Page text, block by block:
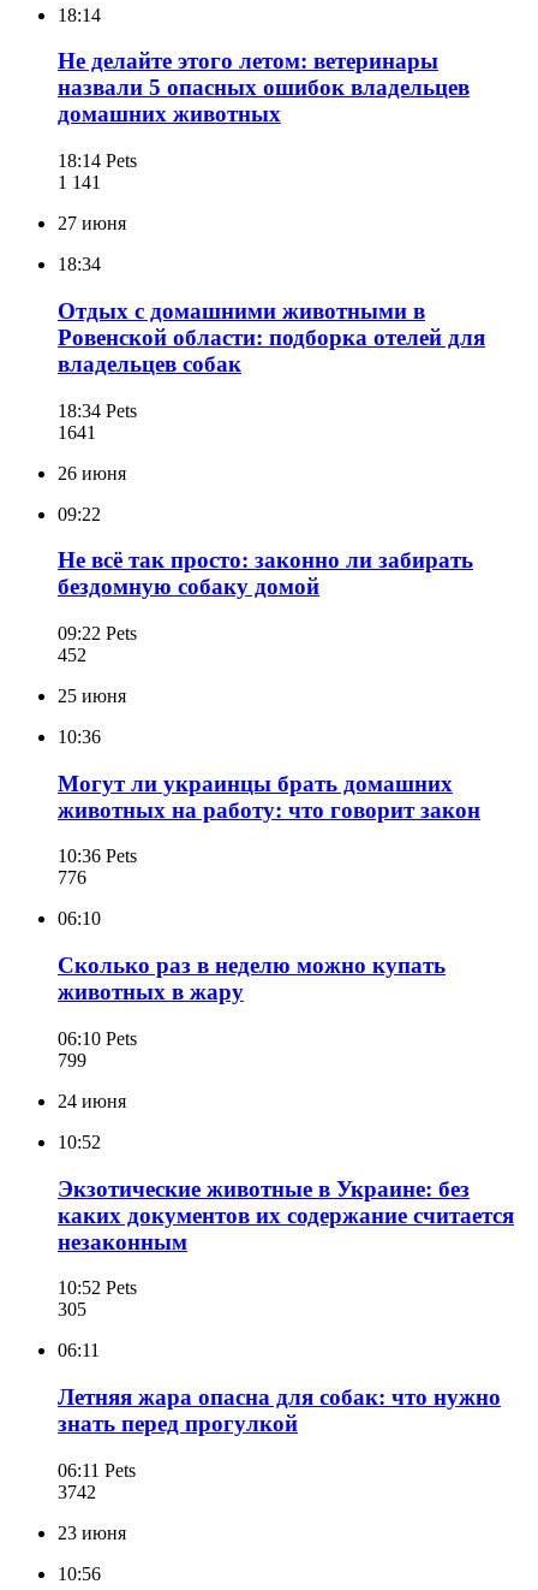
18:14
Не делайте этого летом: ветеринары
назвали 5 опасных ошибок владельцев
домашних животных
18:14 Pets
1 141
27 июня
18:34
Отдых с домашними животными в
Ровенской области: подборка отелей для
владельцев собак
18:34 Pets
1641
26 июня
09:22
Не всё так просто: законно ли забирать
бездомную собаку домой
09:22 Pets
452
25 июня
10:36
Могут ли украинцы брать домашних
животных на работу: что говорит закон
10:36 Pets
776
06:10
Сколько раз в неделю можно купать
животных в жару
06:10 Pets
799
24 июня
10:52
Экзотические животные в Украине: без
каких документов их содержание считается
незаконным
10:52 Pets
305
06:11
Летняя жара опасна для собак: что нужно
знать перед прогулкой
06:11 Pets
3742
23 июня
10:56